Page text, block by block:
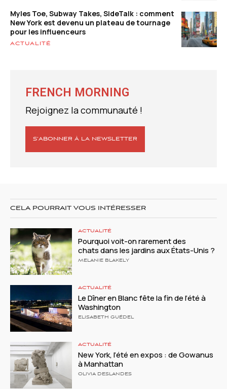
Myles Toe, Subway Takes, SideTalk : comment
New York est devenu un plateau de tournage
pour les influenceurs
ACTUALITÉ
FRENCH MORNING
Rejoignez la communauté !
S’ABONNER À LA NEWSLETTER
CELA POURRAIT VOUS INTÉRESSER
ACTUALITÉ
Pourquoi voit-on rarement des
chats dans les jardins aux États-Unis ?
MELANIE BLAKELY
ACTUALITÉ
Le Dîner en Blanc fête la fin de l’été à
Washington
ELISABETH GUÉDEL
ACTUALITÉ
New York, l’été en expos : de Gowanus
à Manhattan
OLIVIA DESLANDES